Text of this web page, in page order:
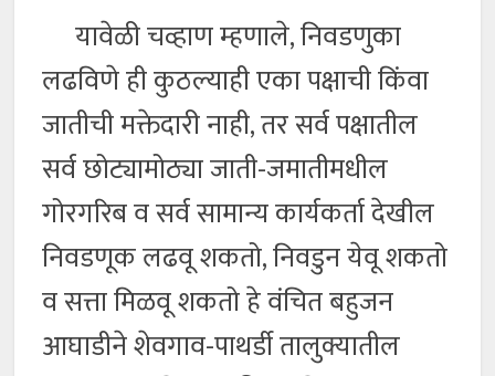
यावेळी चव्हाण म्हणाले, निवडणुका
लढविणे ही कुठल्याही एका पक्षाची किंवा
जातीची मक्तेदारी नाही, तर सर्व पक्षातील
सर्व छोट्यामोठ्या जाती-जमातीमधील
गोरगरिब व सर्व सामान्य कार्यकर्ता देखील
निवडणूक लढवू शकतो, निवडुन येवू शकतो
व सत्ता मिळवू शकतो हे वंचित बहुजन
आघाडीने शेवगाव-पाथर्डी तालुक्यातील